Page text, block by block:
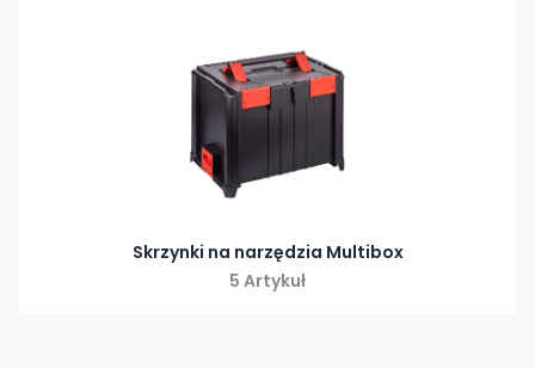
Skrzynki na narzędzia Multibox
5 Artykuł